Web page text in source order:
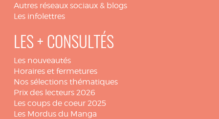
Autres réseaux sociaux & blogs
Les infolettres
LES + CONSULTÉS
Les nouveautés
Horaires et fermetures
Nos sélections thématiques
Prix des lecteurs 2026
Les coups de coeur 2025
Les Mordus du Manga